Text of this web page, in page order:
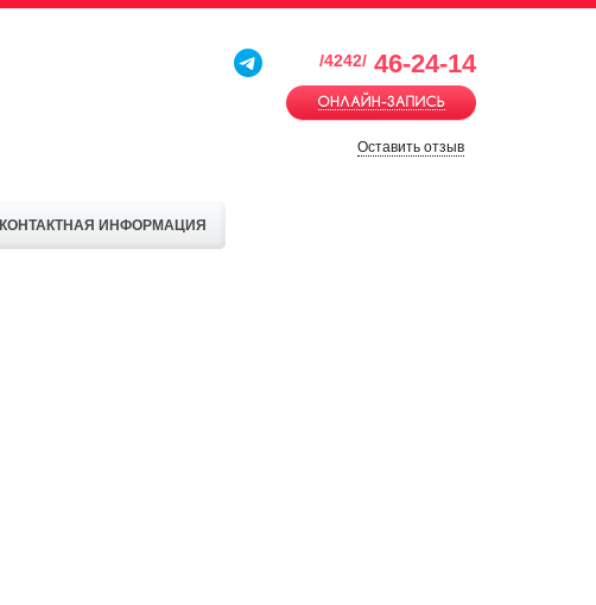
/4242/ 46-24-14
Оставить отзыв
КОНТАКТНАЯ ИНФОРМАЦИЯ